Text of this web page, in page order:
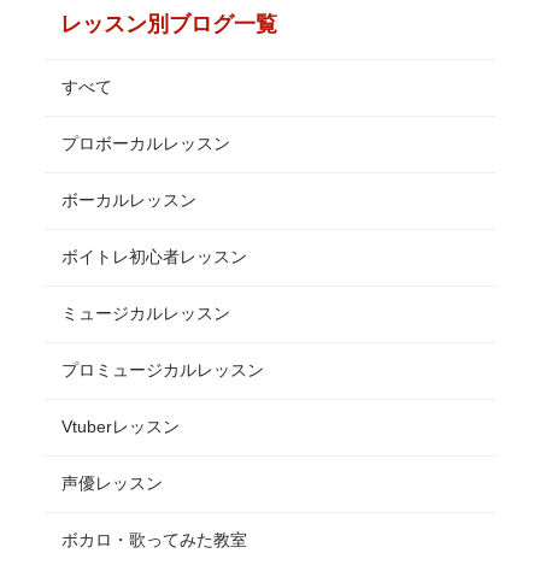
レッスン別ブログ一覧
すべて
プロボーカルレッスン
ボーカルレッスン
ボイトレ初心者レッスン
ミュージカルレッスン
プロミュージカルレッスン
Vtuberレッスン
声優レッスン
ボカロ・歌ってみた教室